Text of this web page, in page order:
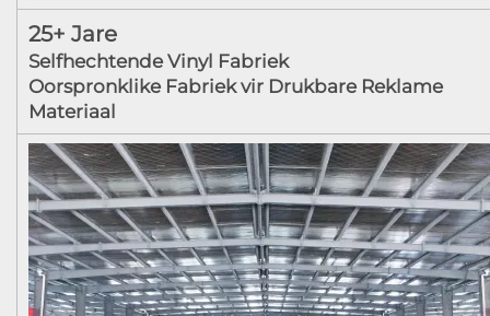
25+ Jare
Selfhechtende Vinyl Fabriek
Oorspronklike Fabriek vir Drukbare Reklame
Materiaal